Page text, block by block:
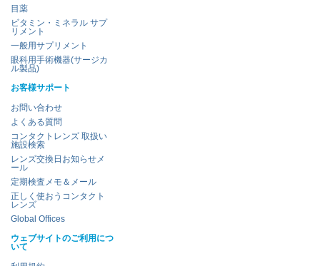
目薬
ビタミン・ミネラル サプ
リメント
一般用サプリメント
眼科用手術機器(サージカ
ル製品)
お客様サポート
お問い合わせ
よくある質問
コンタクトレンズ 取扱い
施設検索
レンズ交換日お知らせメ
ール
定期検査メモ＆メール
正しく使おうコンタクト
レンズ
Global Offices
ウェブサイトのご利用につ
いて